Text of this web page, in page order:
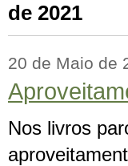
de 2021
20 de Maio de
Nos livros